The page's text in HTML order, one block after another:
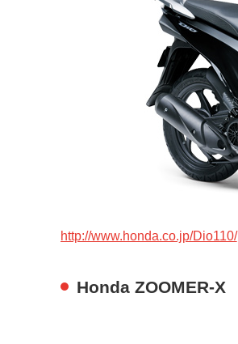
http://www.honda.co.jp/Dio110/
Honda ZOOMER-X